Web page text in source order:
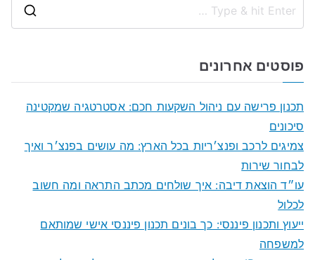
פוסטים אחרונים
תכנון פרישה עם ניהול השקעות חכם: אסטרטגיה שמקטינה
סיכונים
צמיגים לרכב ופנצ׳ריות בכל הארץ: מה עושים בפנצ׳ר ואיך
לבחור שירות
עו״ד הוצאת דיבה: איך שולחים מכתב התראה ומה חשוב
לכלול
ייעוץ ותכנון פיננסי: כך בונים תכנון פיננסי אישי שמותאם
למשפחה